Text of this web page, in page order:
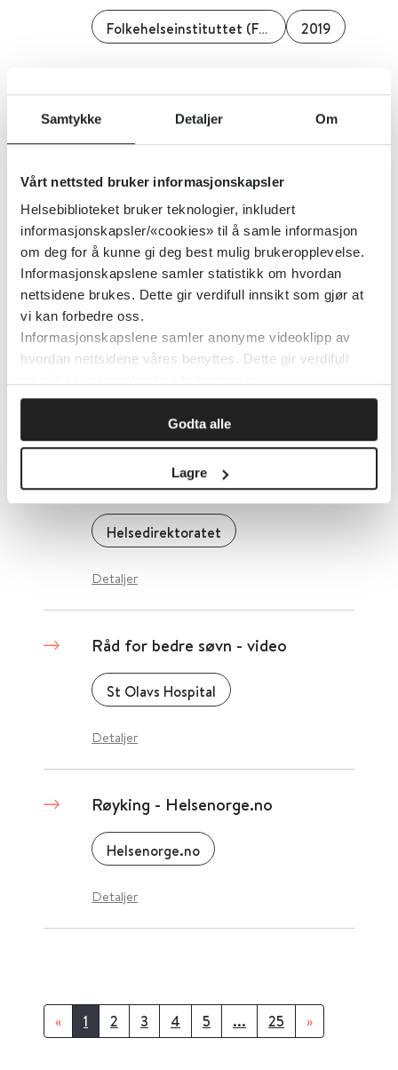
Samtykke Detaljer Om
Vårt nettsted bruker informasjonskapsler
Helsebiblioteket bruker teknologier, inkludert
informasjonskapsler/«cookies» til å samle informasjon
om deg for å kunne gi deg best mulig brukeropplevelse.
Informasjonskapslene samler statistikk om hvordan
nettsidene brukes. Dette gir verdifull innsikt som gjør at
vi kan forbedre oss.
Informasjonskapslene samler anonyme videoklipp av
hvordan nettsidene våres benyttes. Dette gir verdifull
Godta alle
Lagre
Folkehelseinstituttet (FHI) 2019
Råd og advarsler til gravide
Mattilsynet
Detaljer
Råd for skjermbruk blant barn og
unge
Råd for håndtering av matallergi
Helsedirektoratet
Detaljer
Råd for bedre søvn - video
St Olavs Hospital
Detaljer
Røyking - Helsenorge.no
Helsenorge.no
Detaljer
« 1 2 3 4 5 ... 25 »